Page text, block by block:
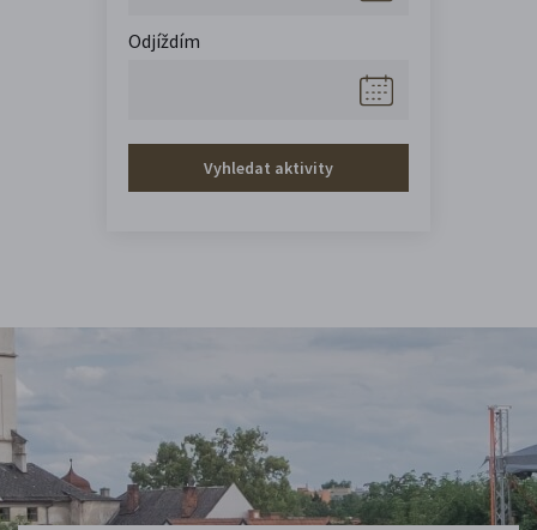
Odjíždím
Vyhledat aktivity